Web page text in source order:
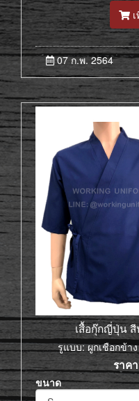
เ
07 ก.พ. 2564
เสื้อกุ๊กญี่ปุ่น สี
รูแบบ: ผูกเชือกข้า
ราคา
ขนาด